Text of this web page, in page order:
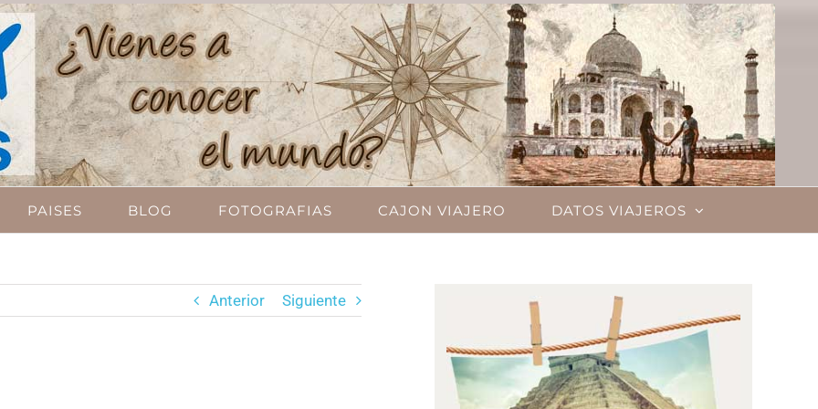
PAISES BLOG FOTOGRAFIAS CAJON VIAJERO DATOS VIAJEROS
Anterior Siguiente